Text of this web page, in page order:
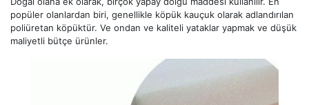
popüler olanlardan biri, genellikle köpük kauçuk olarak adlandırılan
poliüretan köpüktür. Ve ondan ve kaliteli yataklar yapmak ve düşük
maliyetli bütçe ürünler.